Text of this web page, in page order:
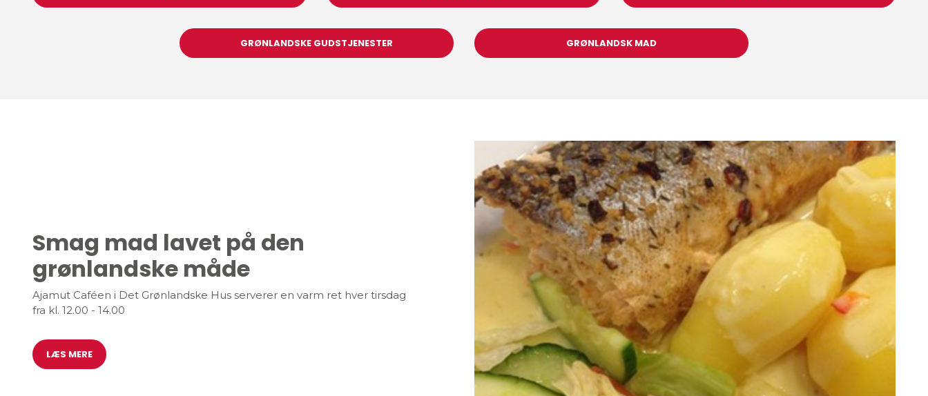
GRØNLANDSKE GUDSTJENESTER GRØNLANDSK MAD
Smag mad lavet på den
grønlandske måde
Ajamut Caféen i Det Grønlandske Hus serverer en varm ret hver tirsdag
fra kl. 12.00 - 14.00
LÆS MERE